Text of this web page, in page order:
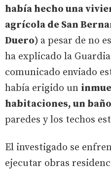
había hecho una
agrícola de San
Duero) a pesar de no
ha explicado la
comunicado enviado
había erigido un
habitaciones, un
paredes y los techos
El investigado se
ejecutar obras